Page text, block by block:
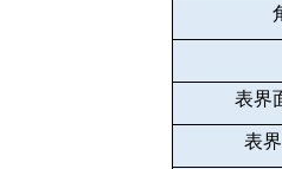
表界
表